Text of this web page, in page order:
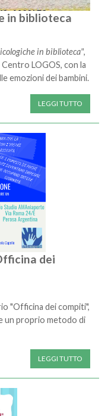
in biblioteca
in biblioteca",
LOGOS, con la
emozioni dei bambini.
LEGGI TUTTO
dei
"Officina dei compiti",
un proprio metodo di
LEGGI TUTTO